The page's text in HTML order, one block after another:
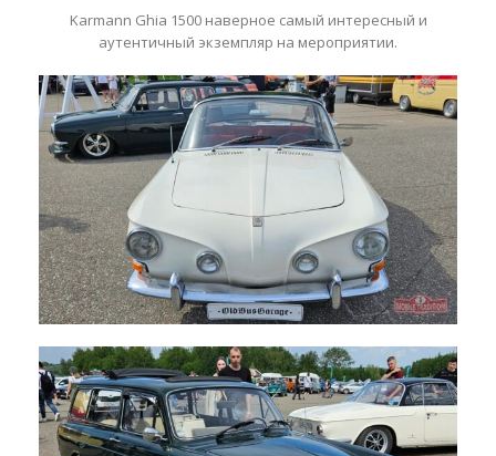
Karmann Ghia 1500 наверное самый интересный и
аутентичный экземпляр на мероприятии.